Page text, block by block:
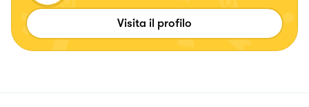
Visita il profilo